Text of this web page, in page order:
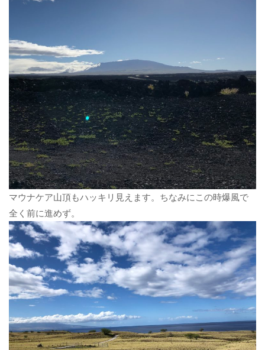
マウナケア山頂もハッキリ見えます。ちなみにこの時爆風で
全く前に進めず。